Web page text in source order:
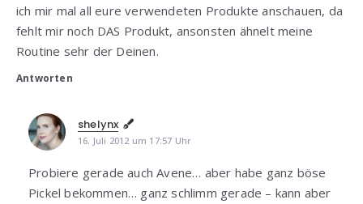
ich mir mal all eure verwendeten Produkte anschauen, da
fehlt mir noch DAS Produkt, ansonsten ähnelt meine
Routine sehr der Deinen.
Antworten
shelynx
16. Juli 2012 um 17:57 Uhr
Probiere gerade auch Avene… aber habe ganz böse
Pickel bekommen… ganz schlimm gerade – kann aber